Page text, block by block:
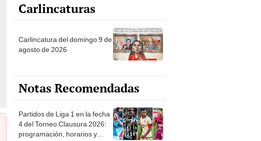
Carlincaturas
Carlincatura del domingo 9 de
agosto de 2026
Notas Recomendadas
Partidos de Liga 1 en la fecha
4 del Torneo Clausura 2026:
programación, horarios y